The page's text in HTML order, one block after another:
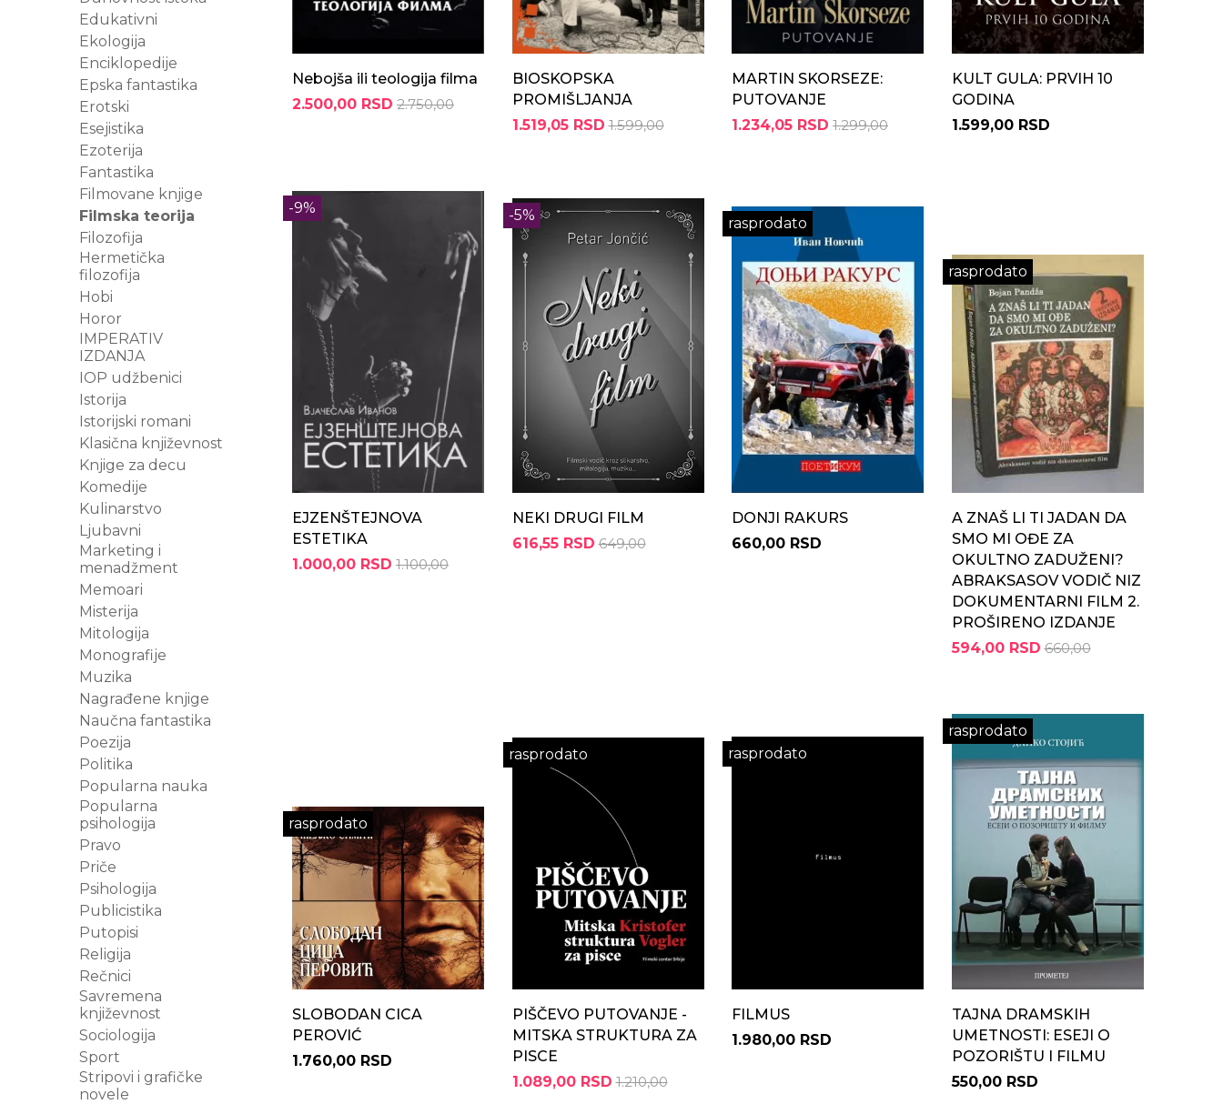
Edukativni
Ekologija
Enciklopedije
Epska fantastika
Erotski
Esejistika
Ezoterija
Fantastika
Filmovane knjige
Filmska teorija
Filozofija
Hermetička
filozofija
Hobi
Horor
IMPERATIV
IZDANJA
IOP udžbenici
Istorija
Istorijski romani
Klasična književnost
Knjige za decu
Komedije
Kulinarstvo
Ljubavni
Marketing i
menadžment
Memoari
Misterija
Mitologija
Monografije
Muzika
Nagrađene knjige
Naučna fantastika
Poezija
Politika
Popularna nauka
Popularna
psihologija
Pravo
Priče
Psihologija
Publicistika
Putopisi
Religija
Rečnici
Savremena
književnost
Sociologija
Sport
Stripovi i grafičke
novele
Nebojša ili teologija filma
2.500,00 RSD 2.750,00
BIOSKOPSKA
PROMIŠLJANJA
1.519,05 RSD 1.599,00
MARTIN SKORSEZE:
PUTOVANJE
1.234,05 RSD 1.299,00
KULT GULA: PRVIH 10
GODINA
1.599,00 RSD
-9%
EJZENŠTEJNOVA
ESTETIKA
1.000,00 RSD 1.100,00
-5%
NEKI DRUGI FILM
616,55 RSD 649,00
rasprodato
DONJI RAKURS
660,00 RSD
rasprodato
A ZNAŠ LI TI JADAN DA
SMO MI OĐE ZA
OKULTNO ZADUŽENI?
ABRAKSASOV VODIČ NIZ
DOKUMENTARNI FILM 2.
PROŠIRENO IZDANJE
594,00 RSD 660,00
rasprodato
SLOBODAN CICA
PEROVIĆ
1.760,00 RSD
rasprodato
PIŠČEVO PUTOVANJE -
MITSKA STRUKTURA ZA
PISCE
1.089,00 RSD 1.210,00
rasprodato
FILMUS
1.980,00 RSD
rasprodato
TAJNA DRAMSKIH
UMETNOSTI: ESEJI O
POZORIŠTU I FILMU
550,00 RSD